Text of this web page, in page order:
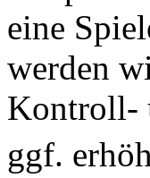
eine
werden
Kontroll-
ggf.